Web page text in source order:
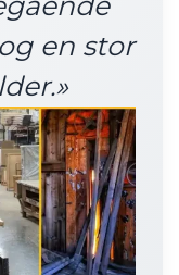
en stor